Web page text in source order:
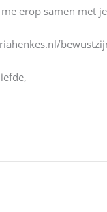
erop samen met